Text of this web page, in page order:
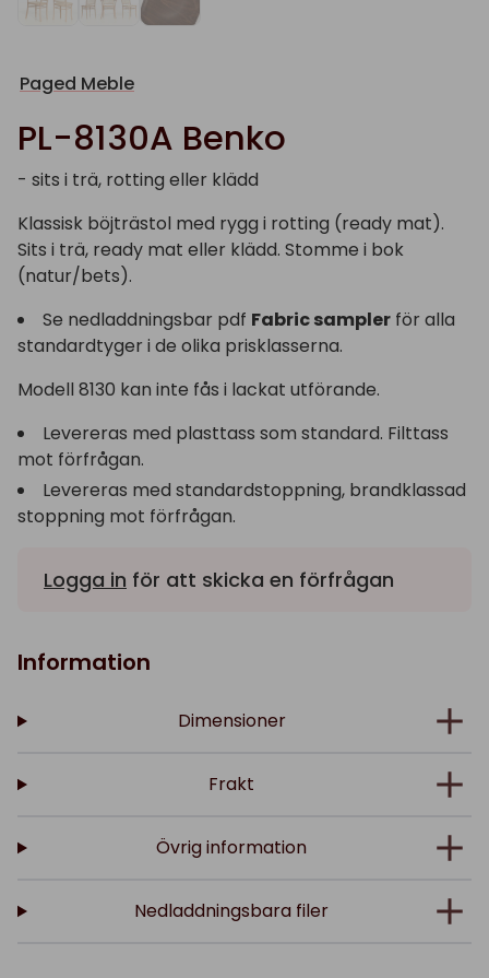
Paged Meble
PL-8130A Benko
- sits i trä, rotting eller klädd
Klassisk böjträstol med rygg i rotting (ready mat).
Sits i trä, ready mat eller klädd. Stomme i bok
(natur/bets).
Se nedladdningsbar pdf Fabric sampler för alla
standardtyger i de olika prisklasserna.
Modell 8130 kan inte fås i lackat utförande.
Levereras med plasttass som standard. Filttass
mot förfrågan.
Levereras med standardstoppning, brandklassad
stoppning mot förfrågan.
Logga in för att skicka en förfrågan
Information
Dimensioner
Frakt
Övrig information
Nedladdningsbara filer